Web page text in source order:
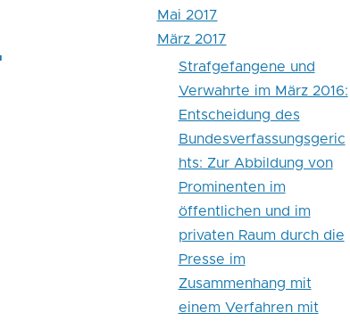
Mai 2017
März 2017
Strafgefangene und
Verwahrte im März 2016:
Entscheidung des
Bundesverfassungsgeric
hts: Zur Abbildung von
Prominenten im
öffentlichen und im
privaten Raum durch die
Presse im
Zusammenhang mit
einem Verfahren mit